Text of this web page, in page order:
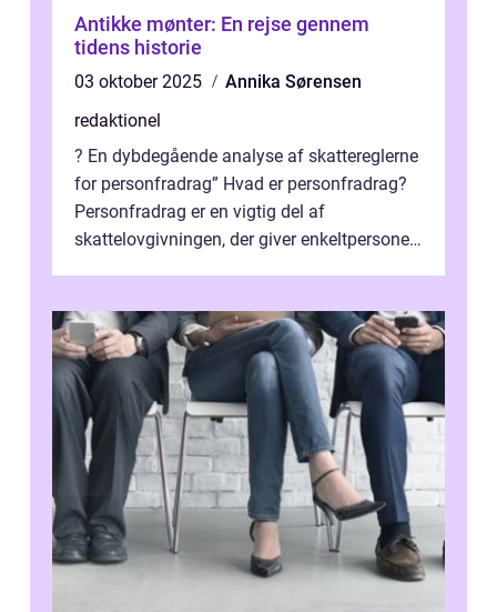
Antikke mønter: En rejse gennem
tidens historie
03 oktober 2025
Annika Sørensen
redaktionel
? En dybdegående analyse af skattereglerne
for personfradrag” Hvad er personfradrag?
Personfradrag er en vigtig del af
skattelovgivningen, der giver enkeltpersoner